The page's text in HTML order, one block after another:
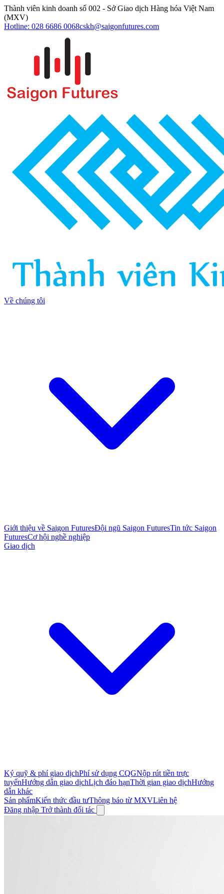
Thành viên kinh doanh số 002 - Sở Giao dịch Hàng hóa Việt Nam
(MXV)
Hotline: 028 6686 0068cskh@saigonfutures.com
Về chúng tôi
Giới thiệu về Saigon FuturesĐội ngũ Saigon FuturesTin tức Saigon
FuturesCơ hội nghề nghiệp
Giao dịch
Ký quỹ & phí giao dịchPhí sử dụng CQGNộp rút tiền trực
tuyếnHướng dẫn giao dịchLịch đáo hạnThời gian giao dịchHướng
dẫn khác
Sản phẩmKiến thức đầu tưThông báo từ MXVLiên hệ
Đăng nhập Trở thành đối tác